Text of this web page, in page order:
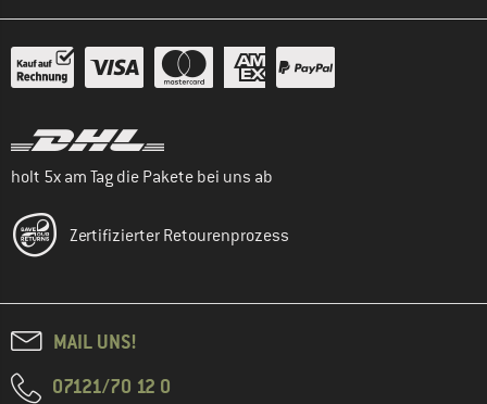
holt 5x am Tag die Pakete bei uns ab
Zertifizierter Retourenprozess
MAIL UNS!
07121/70 12 0